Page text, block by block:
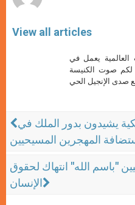
View all articles
يعمل في
لكم صوت الكنيسة
يشيدون بدور الملك في
المهجرين المسيحيين
"باسم الله" انتهاك لحقوق
الإنسان